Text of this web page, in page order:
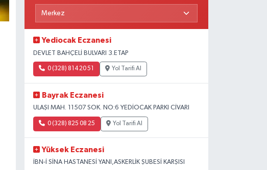
Yediocak Eczanesi
DEVLET BAHÇELİ BULVARI 3.ETAP
0 (328) 814 20 51 Yol Tarifi Al
Bayrak Eczanesi
ULAŞI MAH. 11507 SOK. NO:6 YEDİOCAK PARKI CİVARI
0 (328) 825 08 25 Yol Tarifi Al
Yüksek Eczanesi
İBN-İ SİNA HASTANESİ YANI,ASKERLİK ŞUBESİ KARŞISI